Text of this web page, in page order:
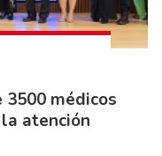
médicos
atención